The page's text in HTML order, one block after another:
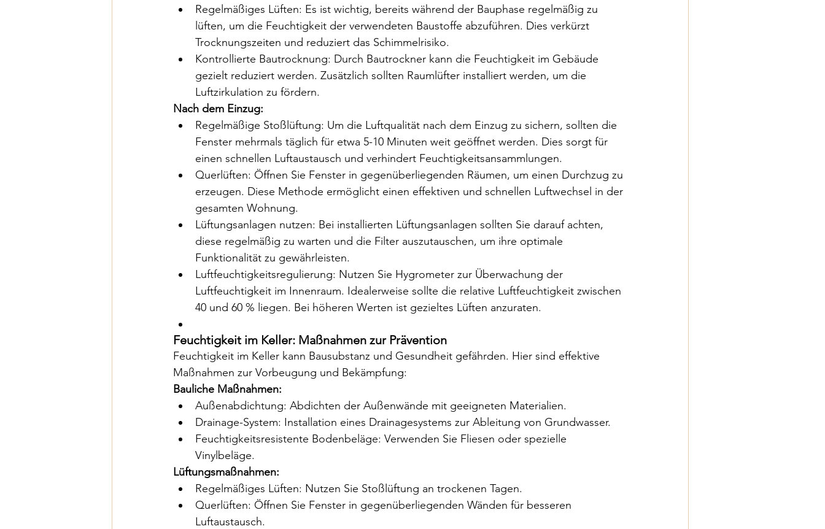
Regelmäßiges Lüften: Es ist wichtig, bereits während der Bauphase regelmäßig zu
lüften, um die Feuchtigkeit der verwendeten Baustoffe abzuführen. Dies verkürzt
Trocknungszeiten und reduziert das Schimmelrisiko.
Kontrollierte Bautrocknung: Durch Bautrockner kann die Feuchtigkeit im Gebäude
gezielt reduziert werden. Zusätzlich sollten Raumlüfter installiert werden, um die
Luftzirkulation zu fördern.
Nach dem Einzug:
Regelmäßige Stoßlüftung: Um die Luftqualität nach dem Einzug zu sichern, sollten die
Fenster mehrmals täglich für etwa 5-10 Minuten weit geöffnet werden. Dies sorgt für
einen schnellen Luftaustausch und verhindert Feuchtigkeitsansammlungen.
Querlüften: Öffnen Sie Fenster in gegenüberliegenden Räumen, um einen Durchzug zu
erzeugen. Diese Methode ermöglicht einen effektiven und schnellen Luftwechsel in der
gesamten Wohnung.
Lüftungsanlagen nutzen: Bei installierten Lüftungsanlagen sollten Sie darauf achten,
diese regelmäßig zu warten und die Filter auszutauschen, um ihre optimale
Funktionalität zu gewährleisten.
Luftfeuchtigkeitsregulierung: Nutzen Sie Hygrometer zur Überwachung der
Luftfeuchtigkeit im Innenraum. Idealerweise sollte die relative Luftfeuchtigkeit zwischen
40 und 60 % liegen. Bei höheren Werten ist gezieltes Lüften anzuraten.
Feuchtigkeit im Keller: Maßnahmen zur Prävention
Feuchtigkeit im Keller kann Bausubstanz und Gesundheit gefährden. Hier sind effektive
Maßnahmen zur Vorbeugung und Bekämpfung:
Bauliche Maßnahmen:
Außenabdichtung: Abdichten der Außenwände mit geeigneten Materialien.
Drainage-System: Installation eines Drainagesystems zur Ableitung von Grundwasser.
Feuchtigkeitsresistente Bodenbeläge: Verwenden Sie Fliesen oder spezielle
Vinylbeläge.
Lüftungsmaßnahmen:
Regelmäßiges Lüften: Nutzen Sie Stoßlüftung an trockenen Tagen.
Querlüften: Öffnen Sie Fenster in gegenüberliegenden Wänden für besseren
Luftaustausch.